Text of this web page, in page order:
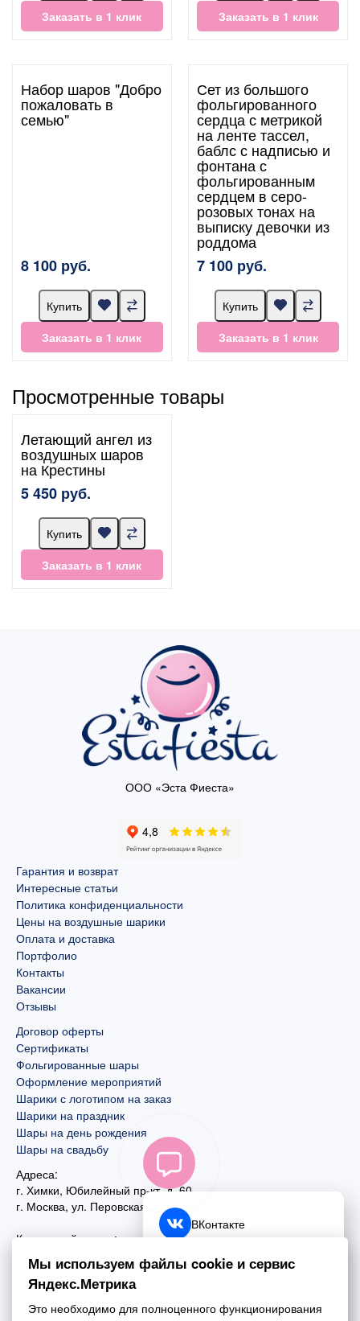
Заказать в 1 клик
Заказать в 1 клик
Набор шаров "Добро
пожаловать в
семью"
8 100 руб.
Купить
Заказать в 1 клик
Сет из большого
фольгированного
сердца с метрикой
на ленте тассел,
баблс с надписью и
фонтана с
фольгированным
сердцем в серо-
розовых тонах на
выписку девочки из
роддома
7 100 руб.
Купить
Заказать в 1 клик
Просмотренные товары
Летающий ангел из
воздушных шаров
на Крестины
5 450 руб.
Купить
Заказать в 1 клик
ООО «Эста Фиеста»
Гарантия и возврат
Интересные статьи
Политика конфиденциальности
Цены на воздушные шарики
Оплата и доставка
Портфолио
Контакты
Вакансии
Отзывы
Договор оферты
Сертификаты
Фольгированные шары
Оформление мероприятий
Шарики с логотипом на заказ
Шарики на праздник
Шары на день рождения
Шары на свадьбу
Адреса:
г. Химки, Юбилейный пр-кт, д. 60
г. Москва, ул. Перовская, д. 59
Контактный номер:
+7 (495) 970-44-75
Почта:
ВКонтакте
Telegram
Мы используем файлы cookie и сервис
Яндекс.Метрика
Это необходимо для полноценного функционирования